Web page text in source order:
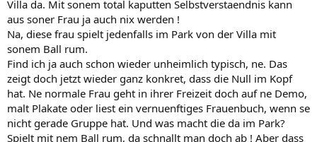
Villa da. Mit sonem total kaputten Selbstverstaendnis kann
aus soner Frau ja auch nix werden !
Na, diese frau spielt jedenfalls im Park von der Villa mit
sonem Ball rum.
Find ich ja auch schon wieder unheimlich typisch, ne. Das
zeigt doch jetzt wieder ganz konkret, dass die Null im Kopf
hat. Ne normale Frau geht in ihrer Freizeit doch auf ne Demo,
malt Plakate oder liest ein vernuenftiges Frauenbuch, wenn se
nicht gerade Gruppe hat. Und was macht die da im Park?
Spielt mit nem Ball rum, da schnallt man doch ab ! Aber dass